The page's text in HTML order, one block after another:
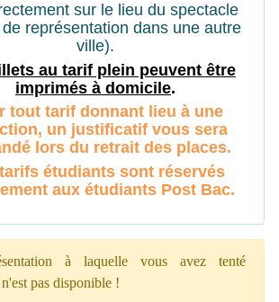
sur le lieu du spectacle
représentation dans une autre
ville).
au tarif plein peuvent être
imprimés à domicile.
tout tarif donnant lieu à une
un justificatif vous sera
lors du retrait des places.
étudiants sont réservés
aux étudiants Post Bac.
à laquelle vous avez tenté
pas disponible !